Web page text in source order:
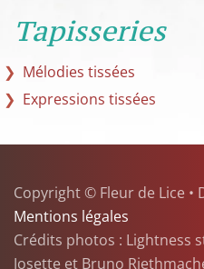
Tapisseries
Mélodies tissées
Expressions tissées
Copyright © Fleur de Lice •
Mentions légales
Crédits photos : Lightness
Josette et Bruno